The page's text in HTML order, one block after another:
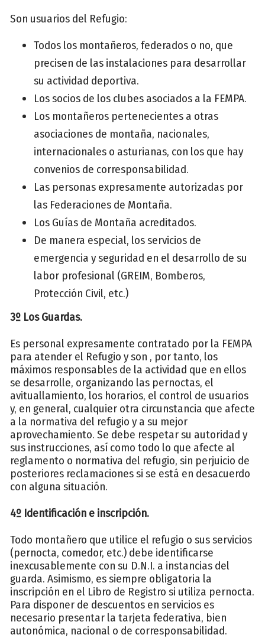
Son usuarios del Refugio:
Todos los montañeros, federados o no, que
precisen de las instalaciones para desarrollar
su actividad deportiva.
Los socios de los clubes asociados a la FEMPA.
Los montañeros pertenecientes a otras
asociaciones de montaña, nacionales,
internacionales o asturianas, con los que hay
convenios de corresponsabilidad.
Las personas expresamente autorizadas por
las Federaciones de Montaña.
Los Guías de Montaña acreditados.
De manera especial, los servicios de
emergencia y seguridad en el desarrollo de su
labor profesional (GREIM, Bomberos,
Protección Civil, etc.)
3º Los Guardas.
Es personal expresamente contratado por la FEMPA
para atender el Refugio y son , por tanto, los
máximos responsables de la actividad que en ellos
se desarrolle, organizando las pernoctas, el
avituallamiento, los horarios, el control de usuarios
y, en general, cualquier otra circunstancia que afecte
a la normativa del refugio y a su mejor
aprovechamiento. Se debe respetar su autoridad y
sus instrucciones, así como todo lo que afecte al
reglamento o normativa del refugio, sin perjuicio de
posteriores reclamaciones si se está en desacuerdo
con alguna situación.
4º Identificación e inscripción.
Todo montañero que utilice el refugio o sus servicios
(pernocta, comedor, etc.) debe identificarse
inexcusablemente con su D.N.I. a instancias del
guarda. Asimismo, es siempre obligatoria la
inscripción en el Libro de Registro si utiliza pernocta.
Para disponer de descuentos en servicios es
necesario presentar la tarjeta federativa, bien
autonómica, nacional o de corresponsabilidad.